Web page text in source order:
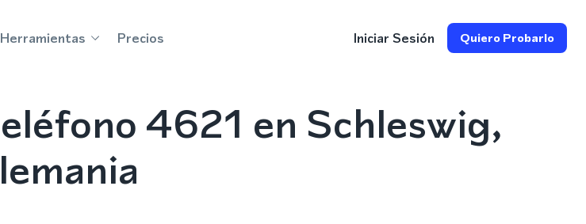
Herramientas Precios Iniciar Sesión Quiero Probarlo
4621 en Schleswig,